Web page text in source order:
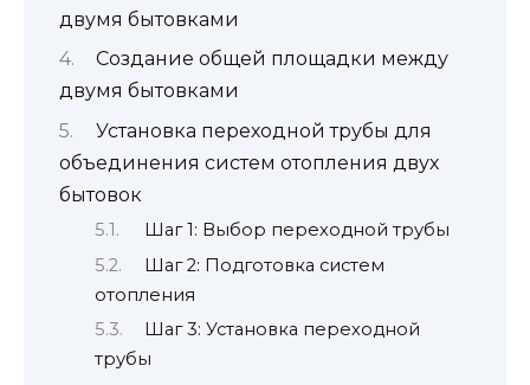
двумя бытовками
Создание общей площадки между
двумя бытовками
Установка переходной трубы для
объединения систем отопления двух
бытовок
Шаг 1: Выбор переходной трубы
Шаг 2: Подготовка систем
отопления
Шаг 3: Установка переходной
трубы